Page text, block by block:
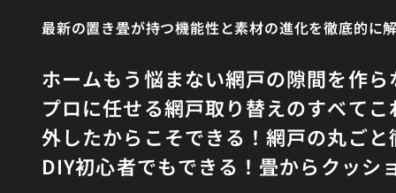
最新の置き畳が持つ機能性と素材の進化を徹底的に
ホームもう悩まない網戸の隙間を作
プロに任せる網戸取り替えのすべて
外したからこそできる！網戸の丸ごと
DIY初心者でもできる！畳からクッシ